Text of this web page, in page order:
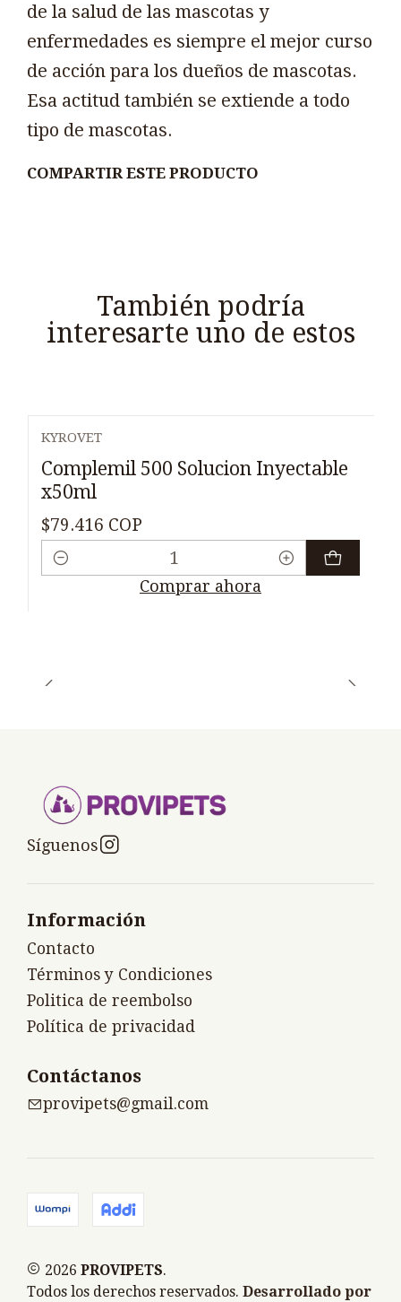
de la salud de las mascotas y
enfermedades es siempre el mejor curso
de acción para los dueños de mascotas.
Esa actitud también se extiende a todo
tipo de mascotas.
COMPARTIR ESTE PRODUCTO
También podría
interesarte uno de estos
KYROVET
Complemil 500 Solucion Inyectable
x50ml
$79.416 COP
Cantidad
Comprar ahora
Síguenos
Información
Contacto
Términos y Condiciones
Politica de reembolso
Política de privacidad
Contáctanos
provipets@gmail.com
2026 PROVIPETS.
Todos los derechos reservados. Desarrollado por